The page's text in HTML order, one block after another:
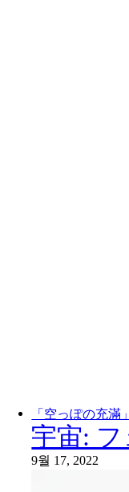
「空っぽの充滿
宇宙:
9월 17, 2022